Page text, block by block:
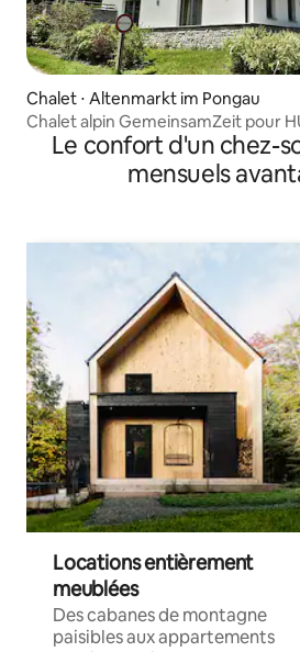
Chalet ⋅ Altenmarkt im Pongau
Chalet alpin GemeinsamZeit pour
Le confort d'un chez-
mensuels
Locations entièrement
meublées
Des cabanes de montagne
paisibles aux appartements